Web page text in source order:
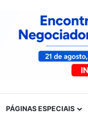
PÁGINAS ESPECIAIS